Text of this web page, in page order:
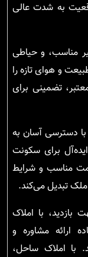
به شدت عالی
مناسب، و حیاطی
و هوای تازه را
تضمینی برای
دسترسی آسان به
برای سکونت
مناسب و شرایط
ملک تبدیل می‌کند.
با املاک
ارائه مشاوره و
با املاک ساحل،